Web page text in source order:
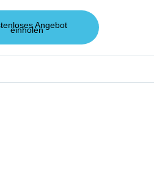
Angebot
einholen